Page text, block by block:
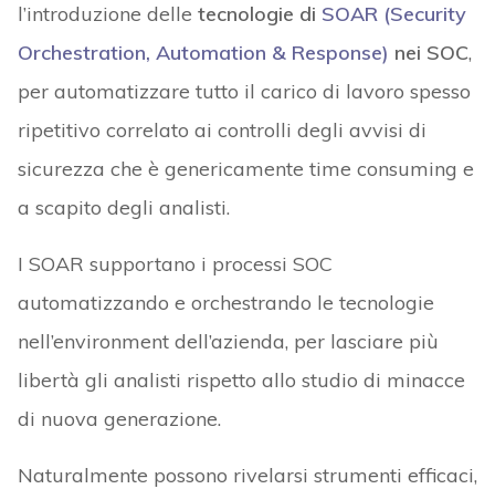
l’introduzione delle tecnologie di SOAR (Security
Orchestration, Automation & Response) nei SOC,
per automatizzare tutto il carico di lavoro spesso
ripetitivo correlato ai controlli degli avvisi di
sicurezza che è genericamente time consuming e
a scapito degli analisti.
I SOAR supportano i processi SOC
automatizzando e orchestrando le tecnologie
nell’environment dell’azienda, per lasciare più
libertà gli analisti rispetto allo studio di minacce
di nuova generazione.
Naturalmente possono rivelarsi strumenti efficaci,